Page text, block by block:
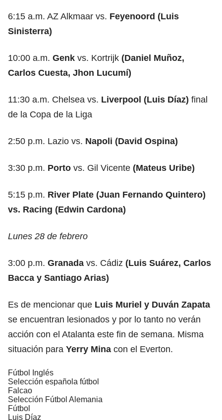
6:15 a.m. AZ Alkmaar vs. Feyenoord (Luis
Sinisterra)
10:00 a.m. Genk vs. Kortrijk (Daniel Muñoz,
Carlos Cuesta, Jhon Lucumí)
11:30 a.m. Chelsea vs. Liverpool (Luis Díaz) final
de la Copa de la Liga
2:50 p.m. Lazio vs. Napoli (David Ospina)
3:30 p.m. Porto vs. Gil Vicente (Mateus Uribe)
5:15 p.m. River Plate (Juan Fernando Quintero)
vs. Racing (Edwin Cardona)
Lunes 28 de febrero
3:00 p.m. Granada vs. Cádiz (Luis Suárez, Carlos
Bacca y Santiago Arias)
Es de mencionar que Luis Muriel y Duván Zapata
se encuentran lesionados y por lo tanto no verán
acción con el Atalanta este fin de semana. Misma
situación para Yerry Mina con el Everton.
Fútbol Inglés
Selección española fútbol
Falcao
Selección Fútbol Alemania
Fútbol
Luis Díaz